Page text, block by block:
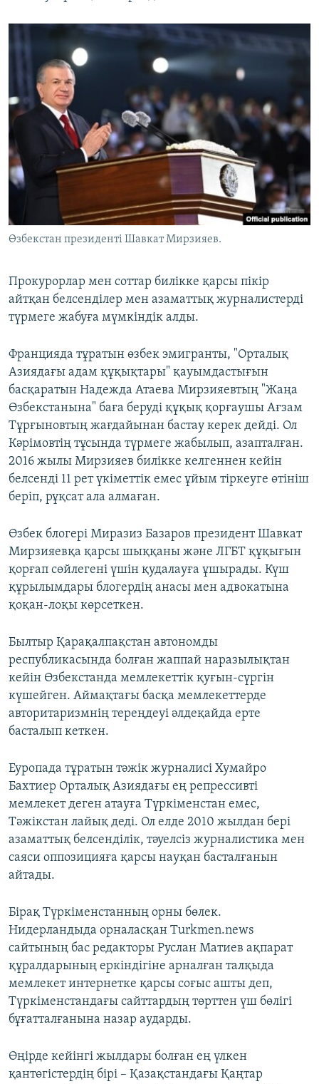
Өзбекстан президенті Шавкат Мирзияев.
Прокурорлар мен соттар билікке қарсы пікір
айтқан белсенділер мен азаматтық журналистерді
түрмеге жабуға мүмкіндік алды.
Францияда тұратын өзбек эмигранты, "Орталық
Азиядағы адам құқықтары" қауымдастығын
басқаратын Надежда Атаева Мирзияевтың "Жаңа
Өзбекстанына" баға беруді құқық қорғаушы Ағзам
Тұрғыновтың жағдайынан бастау керек дейді. Ол
Кәрімовтің тұсында түрмеге жабылып, азапталған.
2016 жылы Мирзияев билікке келгеннен кейін
белсенді 11 рет үкіметтік емес ұйым тіркеуге өтініш
беріп, рұқсат ала алмаған.
Өзбек блогері Миразиз Базаров президент Шавкат
Мирзияевқа қарсы шыққаны және ЛГБТ құқығын
қорғап сөйлегені үшін қудалауға ұшырады. Күш
құрылымдары блогердің анасы мен адвокатына
қоқан-лоқы көрсеткен.
Былтыр Қарақалпақстан автономды
республикасында болған жаппай наразылықтан
кейін Өзбекстанда мемлекеттік қуғын-сүргін
күшейген. Аймақтағы басқа мемлекеттерде
авторитаризмнің тереңдеуі әлдеқайда ерте
басталып кеткен.
Еуропада тұратын тәжік журналисі Хумайро
Бахтиер Орталық Азиядағы ең репрессивті
мемлекет деген атауға Түркіменстан емес,
Тәжікстан лайық деді. Ол елде 2010 жылдан бері
азаматтық белсенділік, тәуелсіз журналистика мен
саяси оппозицияға қарсы науқан басталғанын
айтады.
Бірақ Түркіменстанның орны бөлек.
Нидерландыда орналасқан Turkmen.news
сайтының бас редакторы Руслан Матиев ақпарат
құралдарының еркіндігіне арналған талқыда
мемлекет интернетке қарсы соғыс ашты деп,
Түркіменстандағы сайттардың төрттен үш бөлігі
бұғатталғанына назар аударды.
Өңірде кейінгі жылдары болған ең үлкен
қантөгістердің бірі – Қазақстандағы Қаңтар